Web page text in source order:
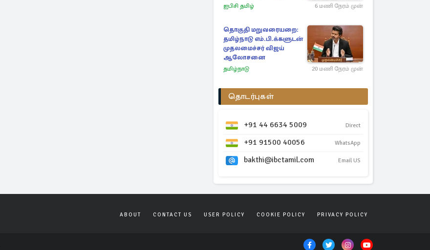
ஐபிசி தமிழ் 6 மணி நேரம் முன்
தொகுதி மறுவரையறை:
தமிழ்நாடு எம்.பி.க்களுடன்
முதலமைச்சர் விஜய்
ஆலோசனை
தமிழ்நாடு 20 மணி நேரம் முன்
தொடர்புகள்
+91 44 6634 5009 Direct
+91 91500 40056 WhatsApp
bakthi@ibctamil.com Email US
ABOUT CONTACT US USER POLICY COOKIE POLICY PRIVACY POLICY